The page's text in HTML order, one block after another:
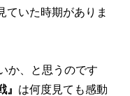
ていた時期がありま
か、と思うのです
』 は何度見ても感動